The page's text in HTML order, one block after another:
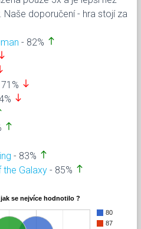
doporučení - hra stojí za
- 82% north
south
south
north
- 83% north
the Galaxy - 85% north
se nejvíce hodnotilo ?
80
87